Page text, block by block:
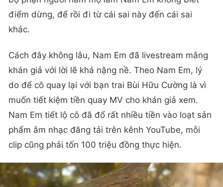
điểm dừng, để rồi đi từ cái sai này đến cái sai
khác.
Cách đây không lâu, Nam Em đã livestream mắng
khán giả với lời lẽ khá nặng nề. Theo Nam Em, lý
do để cô quay lại với bạn trai Bùi Hữu Cường là vì
muốn tiết kiệm tiền quay MV cho khán giả xem.
Nam Em tiết lộ cô đã đổ rất nhiều tiền vào loạt sản
phẩm âm nhạc đăng tải trên kênh YouTube, mỗi
clip cũng phải tốn 100 triệu đồng thực hiện.